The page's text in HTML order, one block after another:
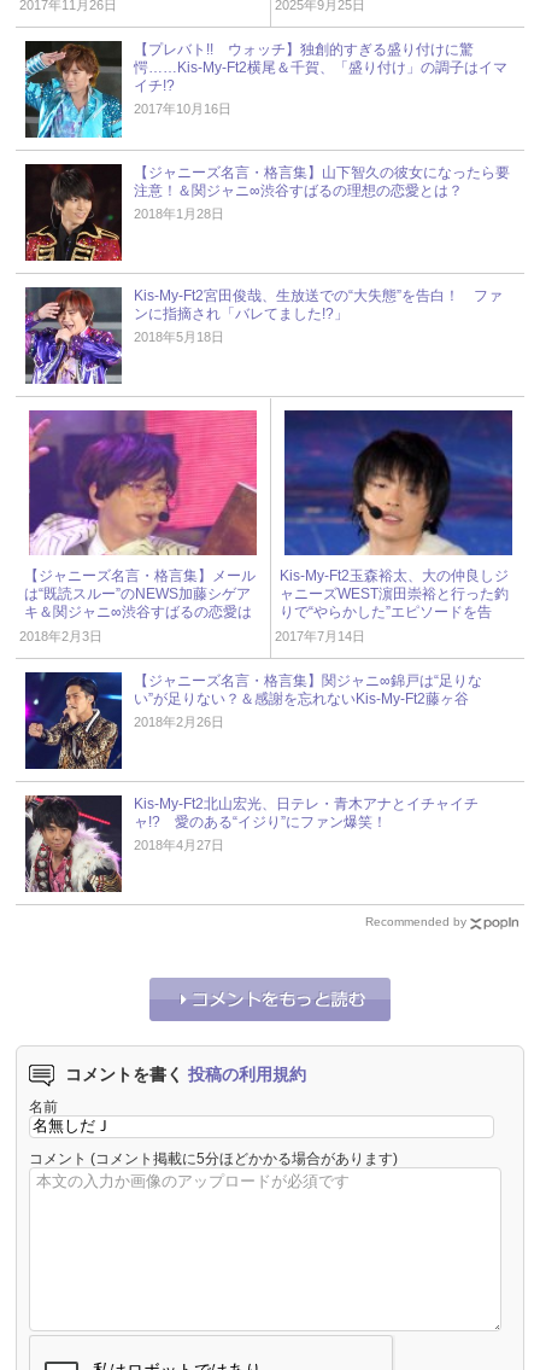
2017年11月26日 2025年9月25日
【プレバト!! ウォッチ】独創的すぎる盛り付けに驚
愕……Kis-My-Ft2横尾＆千賀、「盛り付け」の調子はイマ
イチ!?
2017年10月16日
【ジャニーズ名言・格言集】山下智久の彼女になったら要
注意！＆関ジャニ∞渋谷すばるの理想の恋愛とは？
2018年1月28日
Kis-My-Ft2宮田俊哉、生放送での“大失態”を告白！ ファ
ンに指摘され「バレてました!?」
2018年5月18日
【ジャニーズ名言・格言集】メール
は“既読スルー”のNEWS加藤シゲア
キ＆関ジャニ∞渋谷すばるの恋愛は
メールで丸わかり!?
2018年2月3日
Kis-My-Ft2玉森裕太、大の仲良しジ
ャニーズWEST濵田崇裕と行った釣
りで“やらかした”エピソードを告
白！
2017年7月14日
【ジャニーズ名言・格言集】関ジャニ∞錦戸は“足りな
い”が足りない？＆感謝を忘れないKis-My-Ft2藤ヶ谷
2018年2月26日
Kis-My-Ft2北山宏光、日テレ・青木アナとイチャイチ
ャ!? 愛のある“イジり”にファン爆笑！
2018年4月27日
Recommended by
コメントを書く 投稿の利用規約
名前
コメント (コメント掲載に5分ほどかかる場合があります)